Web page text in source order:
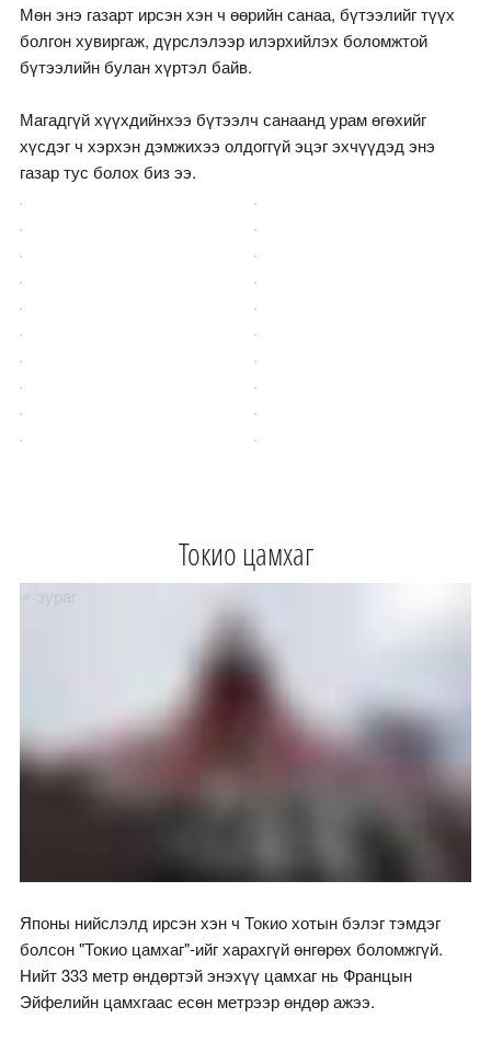
Мөн энэ газарт ирсэн хэн ч өөрийн санаа, бүтээлийг түүх
болгон хувиргаж, дүрслэлээр илэрхийлэх боломжтой
бүтээлийн булан хүртэл байв.
Магадгүй хүүхдийнхээ бүтээлч санаанд урам өгөхийг
хүсдэг ч хэрхэн дэмжихээ олдоггүй эцэг эхчүүдэд энэ
газар тус болох биз ээ.
Токио цамхаг
Японы нийслэлд ирсэн хэн ч Токио хотын бэлэг тэмдэг
болсон "Токио цамхаг"-ийг харахгүй өнгөрөх боломжгүй.
Нийт 333 метр өндөртэй энэхүү цамхаг нь Францын
Эйфелийн цамхгаас есөн метрээр өндөр ажээ.